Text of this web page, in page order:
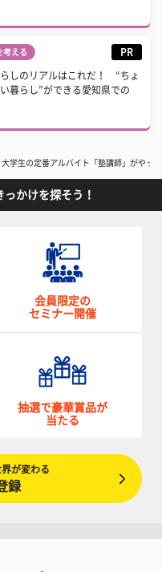
考える PR
しのリアルはこれだ！ “ちょ
暮らし”ができる愛知県での
大学生の定番アルバイト「塾講師」がやっ
かけを探そう！
会員限定の
セミナー開催
抽選で豪華賞品が
当たる
が変わる
録